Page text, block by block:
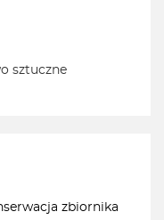
sztuczne
zbiornika